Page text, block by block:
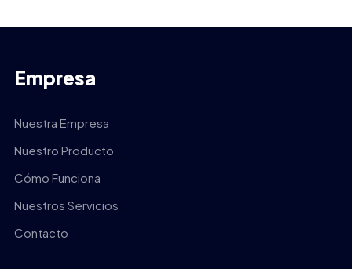
Empresa
Nuestra Empresa
Nuestro Producto
Cómo Funciona
Nuestros Servicios
Contacto